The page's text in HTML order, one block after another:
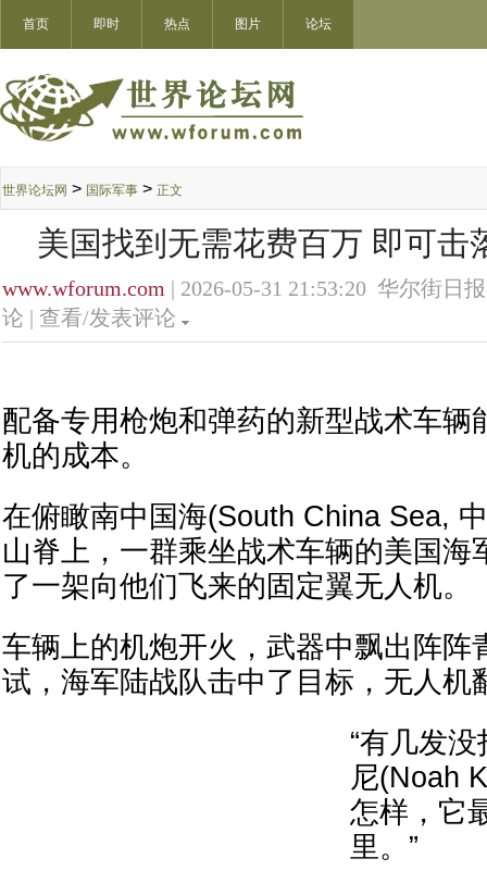
首页 即时 热点 图片 论坛
世界论坛网 > 国际军事 > 正文
美国找到无需花费百万 即可击
www.wforum.com | 2026-05-31 21:53:20 华尔街日
论 | 查看/发表评论
配备专用枪炮和弹药的新型战术车辆
机的成本。
在俯瞰南中国海(South China Sea,
山脊上，一群乘坐战术车辆的美国海
了一架向他们飞来的固定翼无人机。
车辆上的机炮开火，武器中飘出阵阵
试，海军陆战队击中了目标，无人机
“有几发没
尼(Noah
怎样，它
里。”